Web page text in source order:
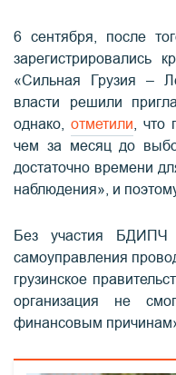
6 сентября, после
зарегистрировались
«Сильная Грузия –
власти решили
однако, отметили, что
чем за месяц до
достаточно времени
наблюдения», и
Без участия
самоуправления
грузинское
организация не
финансовым